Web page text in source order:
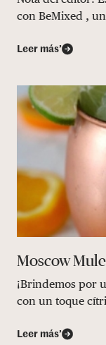
con BeMixed ,
Leer más’
Moscow
¡Brindemos por
con un toque
Leer más’